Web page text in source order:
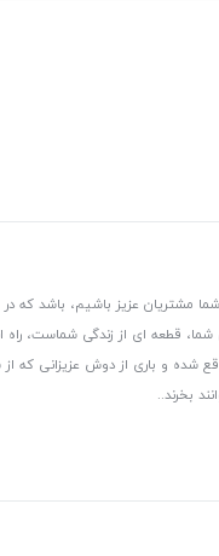
مشتریان عزیز باشیم، باشد که
قطعه ای از زندگی شماست،
شده و باری از دوش عزیزانی
بخرند..